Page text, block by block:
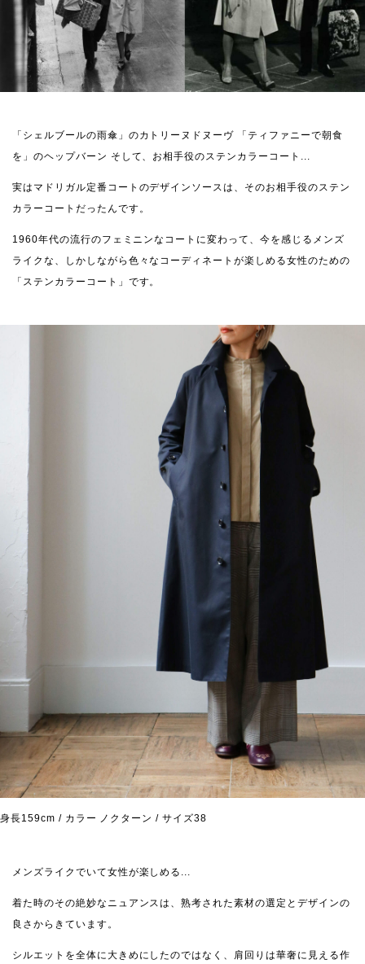
「シェルブールの雨傘」のカトリーヌドヌーヴ 「ティファニーで朝食
を」のヘップバーン そして、お相手役のステンカラーコート...
実はマドリガル定番コートのデザインソースは、そのお相手役のステン
カラーコートだったんです。
1960年代の流行のフェミニンなコートに変わって、今を感じるメンズ
ライクな、しかしながら色々なコーディネートが楽しめる女性のための
「ステンカラーコート」です。
身長159cm / カラー ノクターン / サイズ38
メンズライクでいて女性が楽しめる...
着た時のその絶妙なニュアンスは、熟考された素材の選定とデザインの
良さからきています。
シルエットを全体に大きめにしたのではなく、肩回りは華奢に見える作